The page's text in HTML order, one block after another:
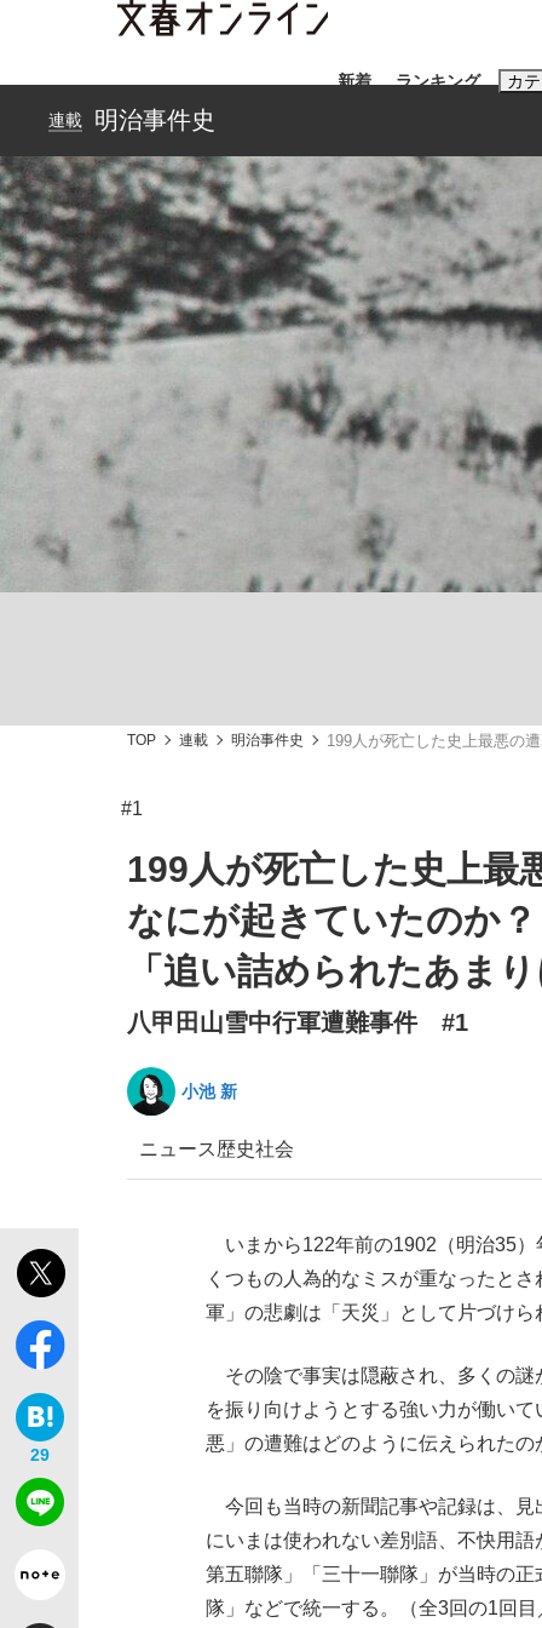
新着 ランキング カ
「90%は失敗する。でも…」本田圭佑が初
終戦から81年
the Style
おすすめの
#藤田晋
#三
#玉木雄一郎
連載 明治事件史
TOP 連載 明治事件史 199人が死亡した史上最悪の
#1
199人が死亡した史上最
なにが起きていたのか
「追い詰められたあま
八甲田山雪中行軍遭難事件 #1
小池 新
ニュース歴史社会
29
いまから122年前の1902（明治35）
くつもの人為的なミスが重なったと
軍」の悲劇は「天災」として片づけ
その陰で事実は隠蔽され、多くの謎
を振り向けようとする強い力が働い
悪」の遭難はどのように伝えられた
今回も当時の新聞記事や記録は、見
にいまは使われない差別語、不快用
第五聯隊」「三十一聯隊」が当時の
隊」などで統一する。（全3回の1回目